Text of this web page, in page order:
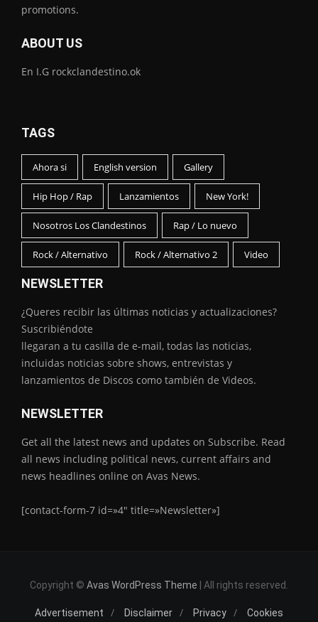
promotions.
ABOUT US
En I.G rockclandestino.ok
TAGS
Ahora si English version Gallery
Hip Hop / Rap Lanzamientos New York!
Nosotros Los Clandestinos Rap / Lo nuevo
Rock / Alternativo Rock / Alternativo 2 Video
NEWSLETTER
¿Queres recibir las últimas noticias y actualizaciones?
Suscribiéndote
llegaran a tu casilla de e-mail, todas las noticias,
incluidas noticias sobre shows, entrevistas y
lanzamientos de Discos como también de Videos.
NEWSLETTER
Get all the latest news and updates on Subscribe. Read
all news including political news, current affairs and
news headlines online on Avas News.
[contact-form-7 id=»4″ title=»Newsletter»]
Copyright © Avas WordPress Theme | All rights reserved.
Advertisement Disclaimer Privacy Cookies